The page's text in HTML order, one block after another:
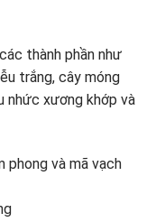
thành phần như
trắng, cây móng
nhức xương khớp và
phong và mã vạch